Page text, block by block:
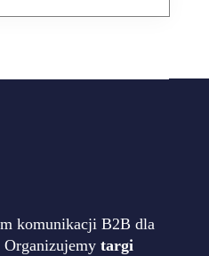
komunikacji B2B dla
targi